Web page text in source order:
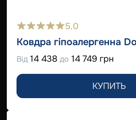
5.0
Ковдра гіпоалергенна
Від 14 438 до 14 749 грн
КУПИТЬ